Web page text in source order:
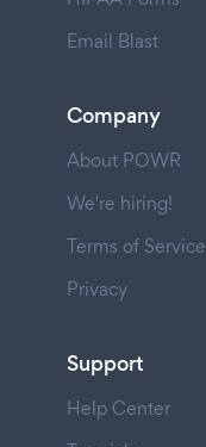
Email Blast
Company
About POWR
We're hiring!
Terms of Service
Privacy
Support
Help Center